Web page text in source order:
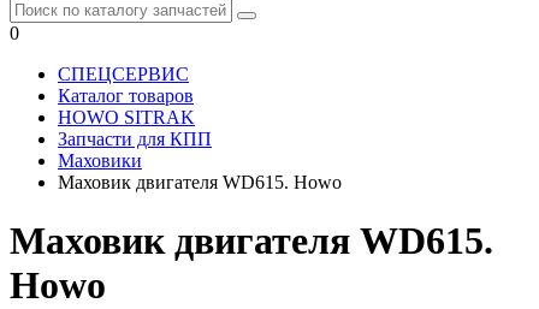
0
СПЕЦСЕРВИС
Каталог товаров
HOWO SITRAK
Запчасти для КПП
Маховики
Маховик двигателя WD615. Howo
Маховик двигателя WD615.
Howo